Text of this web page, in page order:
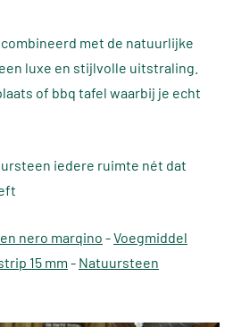
met de natuurlijke
luxe en stijlvolle uitstraling.
of bbq tafel waarbij je echt
iedere ruimte nét dat
nero marqino -Voegmiddel
15 mm - Natuursteen